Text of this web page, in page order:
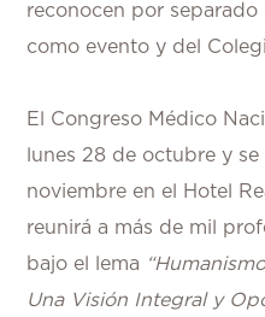
reconocen por separado
como evento y del
El Congreso Médico
lunes 28 de octubre y
noviembre en el Hotel
reunirá a más de mil
bajo el lema
Una Visión Integral y